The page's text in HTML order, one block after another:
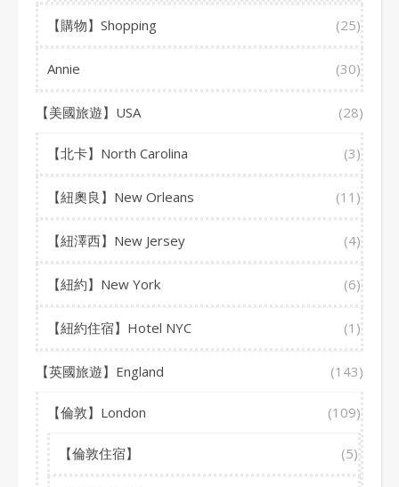
【購物】Shopping (25)
Annie (30)
【美國旅遊】USA (28)
【北卡】North Carolina (3)
【紐奧良】New Orleans (11)
【紐澤西】New Jersey (4)
【紐約】New York (6)
【紐約住宿】Hotel NYC (1)
【英國旅遊】England (143)
【倫敦】London (109)
【倫敦住宿】 (5)